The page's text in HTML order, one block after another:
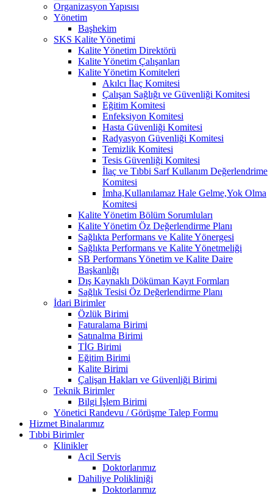
Organizasyon Yapısısı
Yönetim
Başhekim
SKS Kalite Yönetimi
Kalite Yönetim Direktörü
Kalite Yönetim Çalışanları
Kalite Yönetim Komiteleri
Akılcı İlaç Komitesi
Çalışan Sağlığı ve Güvenliği Komitesi
Eğitim Komitesi
Enfeksiyon Komitesi
Hasta Güvenliği Komitesi
Radyasyon Güvenliği Komitesi
Temizlik Komitesi
Tesis Güvenliği Komitesi
İlaç ve Tıbbi Sarf Kullanım Değerlendrime
Komitesi
İmha,Kullanılamaz Hale Gelme,Yok Olma
Komitesi
Kalite Yönetim Bölüm Sorumluları
Kalite Yönetim Öz Değerlendirme Planı
Sağlıkta Performans ve Kalite Yönergesi
Sağlıkta Performans ve Kalite Yönetmeliği
SB Performans Yönetim ve Kalite Daire
Başkanlığı
Dış Kaynaklı Döküman Kayıt Formları
Sağlık Tesisi Öz Değerlendirme Planı
İdari Birimler
Özlük Birimi
Faturalama Birimi
Satınalma Birimi
TİG Birimi
Eğitim Birimi
Kalite Birimi
Çalişan Hakları ve Güvenliği Birimi
Teknik Birimler
Bilgi İşlem Birimi
Yönetici Randevu / Görüşme Talep Formu
Hizmet Binalarımız
Tıbbi Birimler
Klinikler
Acil Servis
Doktorlarımız
Dahiliye Polikliniği
Doktorlarımız